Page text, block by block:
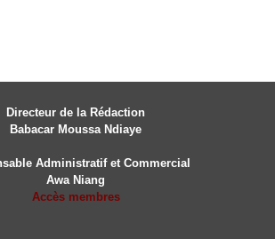
Directeur de la Rédaction
Babacar Moussa Ndiaye
Administratif et Commercial
Awa Niang
Accès membres